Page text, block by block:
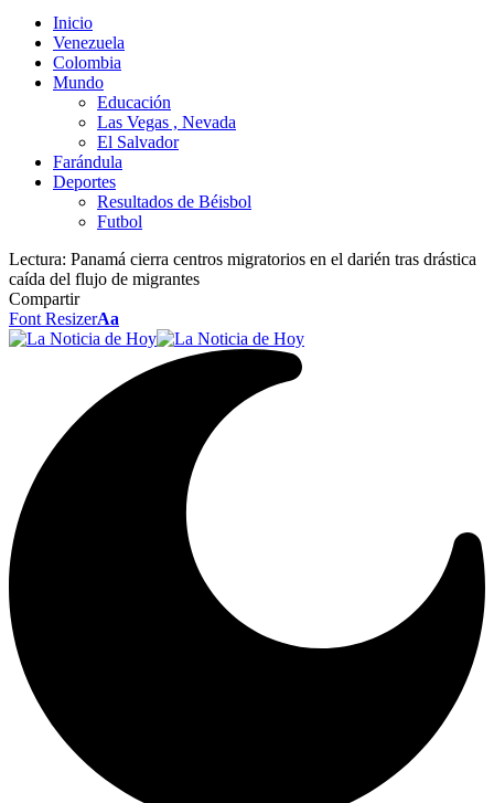
Inicio
Venezuela
Colombia
Mundo
Educación
Las Vegas , Nevada
El Salvador
Farándula
Deportes
Resultados de Béisbol
Futbol
Lectura: Panamá cierra centros migratorios en el darién tras drástica
caída del flujo de migrantes
Compartir
Font ResizerAa